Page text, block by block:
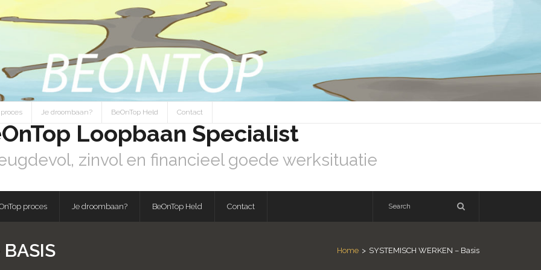
Je droombaan? BeOnTop Held Contact
Loopbaan Specialist
zinvol en financieel goede werksituatie
proces Je droombaan? BeOnTop Held Contact
Home > SYSTEMISCH WERKEN – Basis